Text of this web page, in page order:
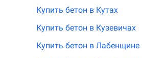
Купить бетон в Кутах
Купить бетон в Кузевичах
Купить бетон в Лабенщине